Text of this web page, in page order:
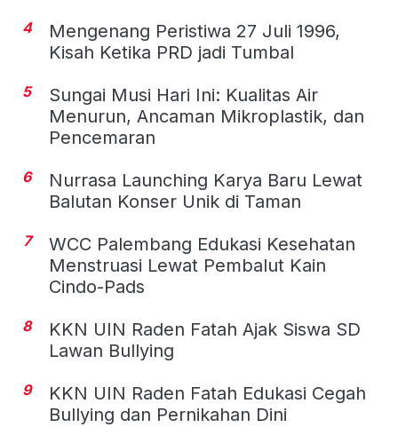
4
Mengenang Peristiwa 27 Juli 1996,
Kisah Ketika PRD jadi Tumbal
5
Sungai Musi Hari Ini: Kualitas Air
Menurun, Ancaman Mikroplastik, dan
Pencemaran
6
Nurrasa Launching Karya Baru Lewat
Balutan Konser Unik di Taman
7
WCC Palembang Edukasi Kesehatan
Menstruasi Lewat Pembalut Kain
Cindo-Pads
8
KKN UIN Raden Fatah Ajak Siswa SD
Lawan Bullying
9
KKN UIN Raden Fatah Edukasi Cegah
Bullying dan Pernikahan Dini